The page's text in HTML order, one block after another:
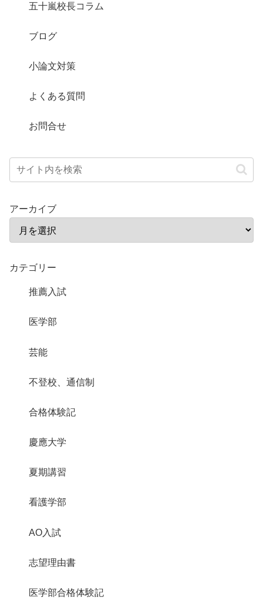
五十嵐校長コラム
ブログ
小論文対策
よくある質問
お問合せ
アーカイブ
カテゴリー
推薦入試
医学部
芸能
不登校、通信制
合格体験記
慶應大学
夏期講習
看護学部
AO入試
志望理由書
医学部合格体験記